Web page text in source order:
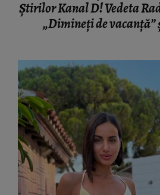
Știrilor Kanal D! Vedeta
„Dimineți de vacanță”